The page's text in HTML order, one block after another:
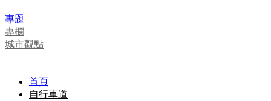
專題
專欄
城市觀點
首頁
自行車道